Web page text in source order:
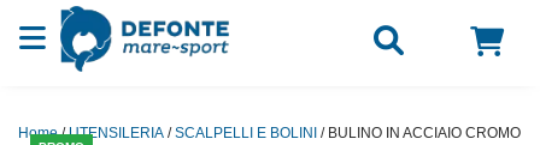
Vai al contenuto
Home/UTENSILERIA /SCALPELLI E BOLINI / BULINO IN ACCIAIO CROMO